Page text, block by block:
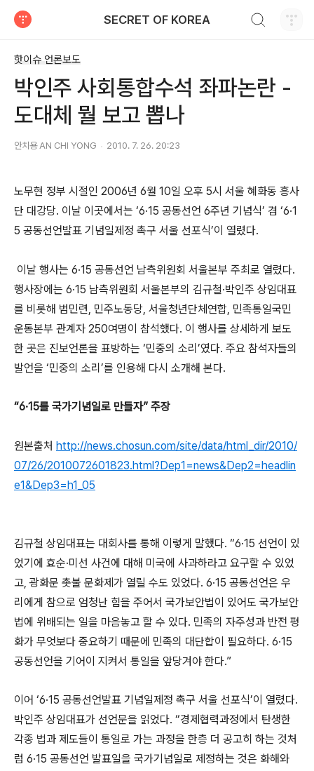
SECRET OF KOREA
핫이슈 언론보도
박인주 사회통합수석 좌파논란 -
도대체 뭘 보고 뽑나
안치용 AN CHI YONG 2010. 7. 26. 20:23
노무현 정부 시절인 2006년 6월 10일 오후 5시 서울 혜화동 흥사
단 대강당. 이날 이곳에서는 ‘6·15 공동선언 6주년 기념식’ 겸 ‘6·1
5 공동선언발표 기념일제정 촉구 서울 선포식’이 열렸다.
이날 행사는 6·15 공동선언 남측위원회 서울본부 주최로 열렸다.
행사장에는 6·15 남측위원회 서울본부의 김규철·박인주 상임대표
를 비롯해 범민련, 민주노동당, 서울청년단체연합, 민족통일국민
운동본부 관계자 250여명이 참석했다. 이 행사를 상세하게 보도
한 곳은 진보언론을 표방하는 ‘민중의 소리’였다. 주요 참석자들의
발언을 ‘민중의 소리’를 인용해 다시 소개해 본다.
“6·15를 국가기념일로 만들자” 주장
원본출처 http://news.chosun.com/site/data/html_dir/2010/
07/26/2010072601823.html?Dep1=news&Dep2=headlin
e1&Dep3=h1_05
김규철 상임대표는 대회사를 통해 이렇게 말했다. “6·15 선언이 있
었기에 효순·미선 사건에 대해 미국에 사과하라고 요구할 수 있었
고, 광화문 촛불 문화제가 열릴 수도 있었다. 6·15 공동선언은 우
리에게 참으로 엄청난 힘을 주어서 국가보안법이 있어도 국가보안
법에 위배되는 일을 마음놓고 할 수 있다. 민족의 자주성과 반전 평
화가 무엇보다 중요하기 때문에 민족의 대단합이 필요하다. 6·15
공동선언을 기어이 지켜서 통일을 앞당겨야 한다.”
이어 ‘6·15 공동선언발표 기념일제정 촉구 서울 선포식’이 열렸다.
박인주 상임대표가 선언문을 읽었다. “경제협력과정에서 탄생한
각종 법과 제도들이 통일로 가는 과정을 한층 더 공고히 하는 것처
럼 6·15 공동선언 발표일을 국가기념일로 제정하는 것은 화해와